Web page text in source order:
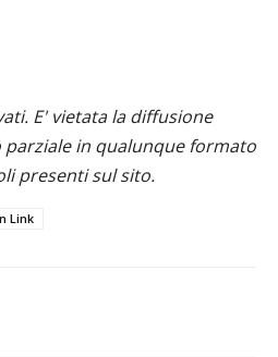
E' vietata la diffusione
in qualunque formato
presenti sul sito.
Link